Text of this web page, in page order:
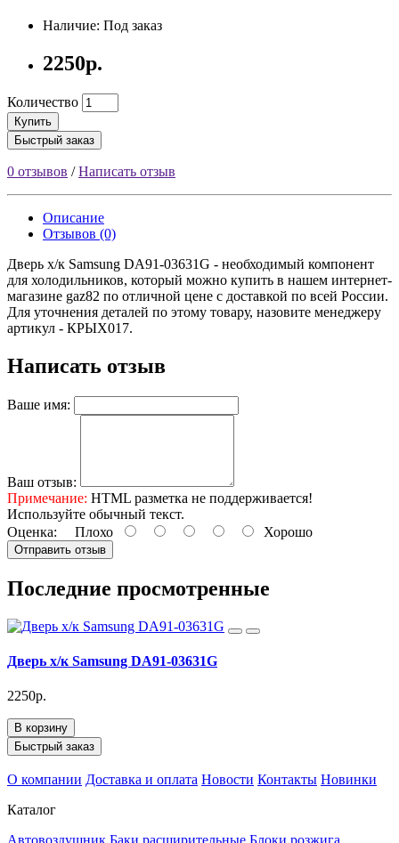
Наличие: Под заказ
2250р.
Количество
Купить
Быстрый заказ
0 отзывов /Написать отзыв
Описание
Отзывов (0)
Дверь х/к Samsung DA91-03631G - необходимый компонент
для холодильников, который можно купить в нашем интернет-
магазине gaz82 по отличной цене с доставкой по всей России.
Для уточнения деталей по этому товару, назовите менеджеру
артикул - КРЫХ017.
Написать отзыв
Ваше имя:
Ваш отзыв:
Примечание: HTML разметка не поддерживается!
Используйте обычный текст.
Оценка: Плохо Хорошо
Отправить отзыв
Последние просмотренные
Дверь х/к Samsung DA91-03631G
2250р.
В корзину
Быстрый заказ
О компании Доставка и оплата Новости Контакты Новинки
Каталог